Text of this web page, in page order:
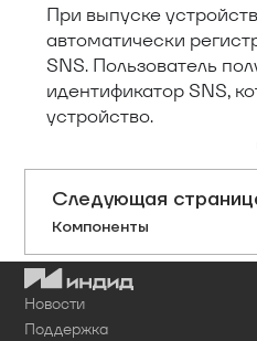
При выпуске
автоматически
SNS. Пользователь
идентификатор SNS,
устройство.
Следующая
Компоненты
Новости
Поддержка